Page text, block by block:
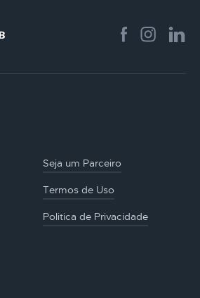
Seja um Parceiro
Termos de Uso
Politica de Privacidade